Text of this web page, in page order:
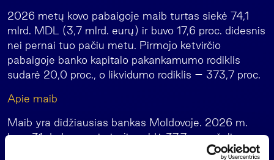
2026 metų kovo pabaigoje maib turtas siekė 74,1
mlrd. MDL (3,7 mlrd. eurų) ir buvo 17,6 proc. didesnis
nei pernai tuo pačiu metu. Pirmojo ketvirčio
pabaigoje banko kapitalo pakankamumo rodiklis
sudarė 20,0 proc., o likvidumo rodiklis – 373,7 proc.
Apie maib
Maib yra didžiausias bankas Moldovoje. 2026 m.
kovo 31 d. duomenimis, jis valdė 37,7 proc. šalies
paskolų rinkos ir 38,2 proc. indėlių rinkos. Bankas